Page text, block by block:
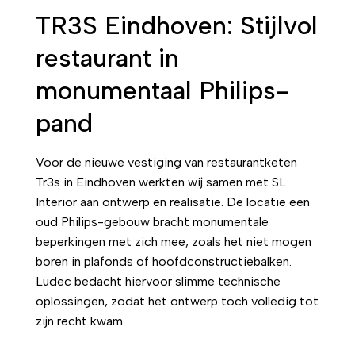
TR3S Eindhoven: Stijlvol
restaurant in
monumentaal Philips-
pand
Voor de nieuwe vestiging van restaurantketen
Tr3s in Eindhoven werkten wij samen met SL
Interior aan ontwerp en realisatie. De locatie een
oud Philips-gebouw bracht monumentale
beperkingen met zich mee, zoals het niet mogen
boren in plafonds of hoofdconstructiebalken.
Ludec bedacht hiervoor slimme technische
oplossingen, zodat het ontwerp toch volledig tot
zijn recht kwam.